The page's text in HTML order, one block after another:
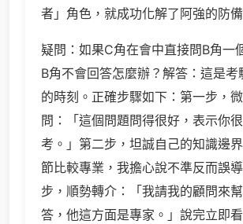
者」角色，就成功化解了阿強的防備
疑問：如果C角在會中直接問B角一
B角不會回答怎麼辦？解答：這是考
的時刻。正確步驟如下：第一步，
問：「這個問題問得很好，表示你
考。」第二步，坦誠自己的知識邊
節比較專業，我擔心說不準反而誤
步，順勢轉介：「我請我的顧問來
答，他這方面是專家。」說完立即